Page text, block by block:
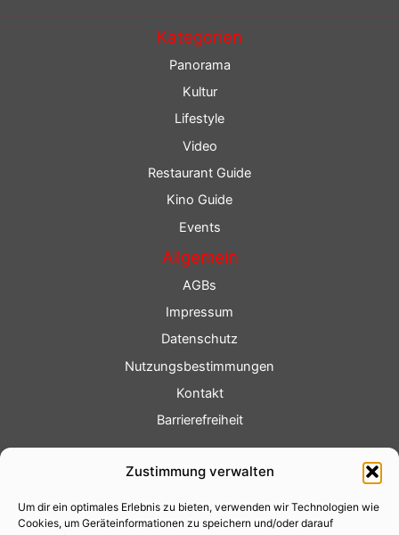
Zustimmung verwalten
Um dir ein optimales Erlebnis zu bieten, verwenden wir Technologien wie
Cookies, um Geräteinformationen zu speichern und/oder darauf
Kategorien
Panorama
Kultur
Lifestyle
Video
Restaurant Guide
Kino Guide
Events
Allgemein
AGBs
Impressum
Datenschutz
Nutzungsbestimmungen
Kontakt
Barrierefreiheit
Fotoservice
Videoservice